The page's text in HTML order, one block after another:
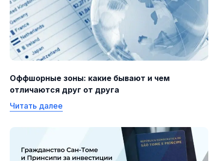
Оффшорные зоны: какие бывают и чем
отличаются друг от друга
Читать далее